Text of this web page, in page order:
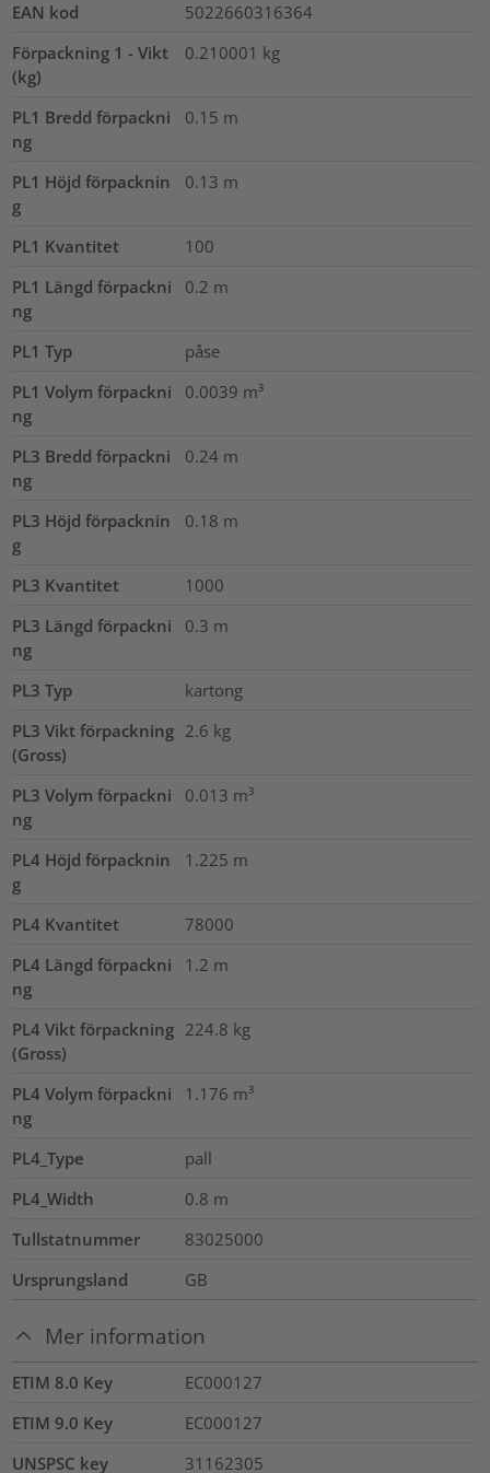
EAN kod
5022660316364
Förpackning 1 - Vikt
(kg)
0.210001 kg
PL1 Bredd förpackni
ng
0.15 m
PL1 Höjd förpacknin
g
0.13 m
PL1 Kvantitet
100
PL1 Längd förpackni
ng
0.2 m
PL1 Typ
påse
PL1 Volym förpackni
ng
0.0039 m³
PL3 Bredd förpackni
ng
0.24 m
PL3 Höjd förpacknin
g
0.18 m
PL3 Kvantitet
1000
PL3 Längd förpackni
ng
0.3 m
PL3 Typ
kartong
PL3 Vikt förpackning
(Gross)
2.6 kg
PL3 Volym förpackni
ng
0.013 m³
PL4 Höjd förpacknin
g
1.225 m
PL4 Kvantitet
78000
PL4 Längd förpackni
ng
1.2 m
PL4 Vikt förpackning
(Gross)
224.8 kg
PL4 Volym förpackni
ng
1.176 m³
PL4_Type
pall
PL4_Width
0.8 m
Tullstatnummer
83025000
Ursprungsland
GB
Mer information
ETIM 8.0 Key
EC000127
ETIM 9.0 Key
EC000127
UNSPSC key
31162305